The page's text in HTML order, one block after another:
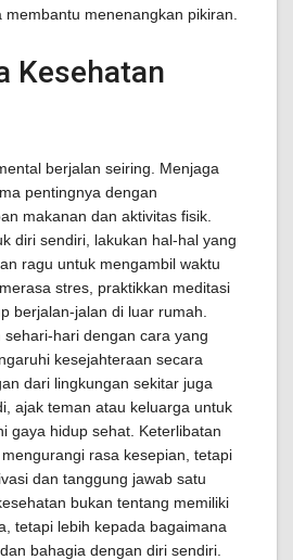
menenangkan pikiran.
Kesehatan
berjalan seiring. Menjaga
pentingnya dengan
makanan dan aktivitas fisik.
diri sendiri, lakukan hal-hal yang
ragu untuk mengambil waktu
stres, praktikkan meditasi
berjalan-jalan di luar rumah.
hari dengan cara yang
kesejahteraan secara
dari lingkungan sekitar juga
ajak teman atau keluarga untuk
gaya hidup sehat. Keterlibatan
rasa kesepian, tetapi
dan tanggung jawab satu
bukan tentang memiliki
tetapi lebih kepada bagaimana
bahagia dengan diri sendiri.